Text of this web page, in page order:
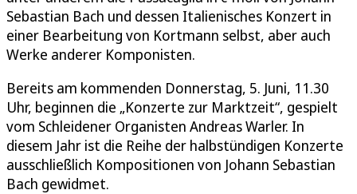
Sebastian Bach und dessen Italienisches Konzert in
einer Bearbeitung von Kortmann selbst, aber auch
Werke anderer Komponisten.
Bereits am kommenden Donnerstag, 5. Juni, 11.30
Uhr, beginnen die „Konzerte zur Marktzeit“, gespielt
vom Schleidener Organisten Andreas Warler. In
diesem Jahr ist die Reihe der halbstündigen Konzerte
ausschließlich Kompositionen von Johann Sebastian
Bach gewidmet.